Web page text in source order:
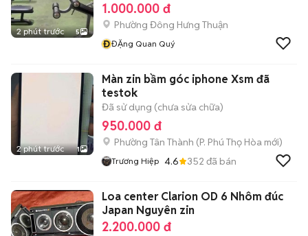
2 phút trước 5
1.000.000 đ
Phường Đông Hưng Thuận
ĐĐẶng Quan Quý
2 phút trước 1
Màn zin bầm góc iphone Xsm đã
testok
Đã sử dụng (chưa sửa chữa)
950.000 đ
Phường Tân Thành (P. Phú Thọ Hòa mới)
Trương Hiệp 4.6 352 đã bán
Loa center Clarion OD 6 Nhôm đúc
Japan Nguyên zin
2.200.000 đ